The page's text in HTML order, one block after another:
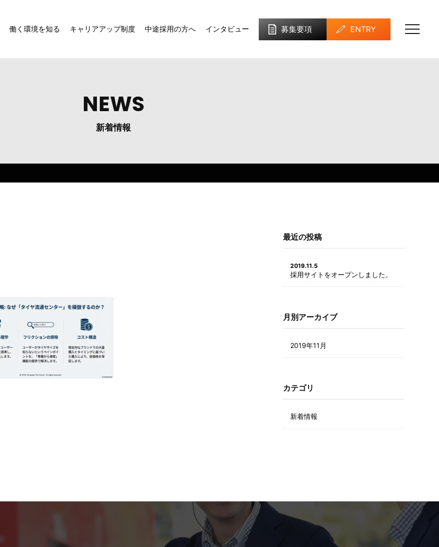
働く環境を知る キャリアアップ制度 中途採用の方へ インタビュー 募集要項 ENTRY
NEWS
新着情報
最近の投稿
2019.11.5
採用サイトをオープンしました。
月別アーカイブ
2019年11月
カテゴリ
新着情報